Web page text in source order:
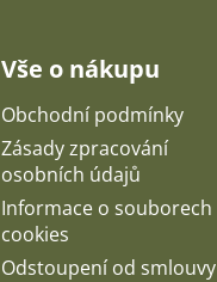
Vše o nákupu
Obchodní podmínky
Zásady zpracování
osobních údajů
Informace o souborech
cookies
Odstoupení od smlouvy